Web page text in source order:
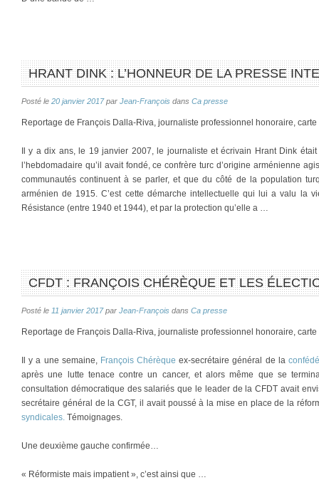
HRANT DINK : L’HONNEUR DE LA PRESSE
Posté le 20 janvier 2017 par Jean-François dans Ca presse
Reportage de François Dalla-Riva, journaliste professionnel honoraire,
Il y a dix ans, le 19 janvier 2007, le journaliste et écrivain Hrant Dink
l’hebdomadaire qu’il avait fondé, ce confrère turc d’origine arménienne
communautés continuent à se parler, et que du côté de la population
arménien de 1915. C’est cette démarche intellectuelle qui lui a valu la
Résistance (entre 1940 et 1944), et par la protection qu’elle a …
CFDT : FRANÇOIS CHÉRÈQUE ET LES
Posté le 11 janvier 2017 par Jean-François dans Ca presse
Reportage de François Dalla-Riva, journaliste professionnel honoraire,
Il y a une semaine, François Chérèque ex-secrétaire général de la
après une lutte tenace contre un cancer, et alors même que se
consultation démocratique des salariés que le leader de la CFDT avait
secrétaire général de la CGT, il avait poussé à la mise en place de la
syndicales. Témoignages.
Une deuxième gauche confirmée…
« Réformiste mais impatient », c’est ainsi que …